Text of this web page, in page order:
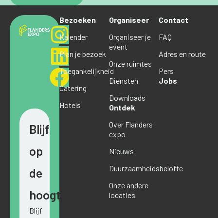
Blijf
op
de
hoogte
Blijf
Bezoeken
Kalender
Plan je bezoek
Toegankelijkheid
Catering
Hotels
Organiseer
Organiseer je
event
Onze ruimtes
Diensten
Downloads
Ontdek
Over Flanders
expo
Nieuws
Duurzaamheidsbelofte
Onze andere
locaties
Contact
FAQ
Adres en route
Pers
Jobs